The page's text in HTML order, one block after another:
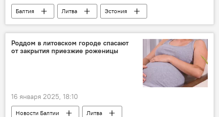
Балтия Литва
Эстония
США
экспорт высокие технологии
Роддом в литовском городе спасают
от закрытия приезжие роженицы
16 января 2025, 18:10
Новости Балтии
Литва